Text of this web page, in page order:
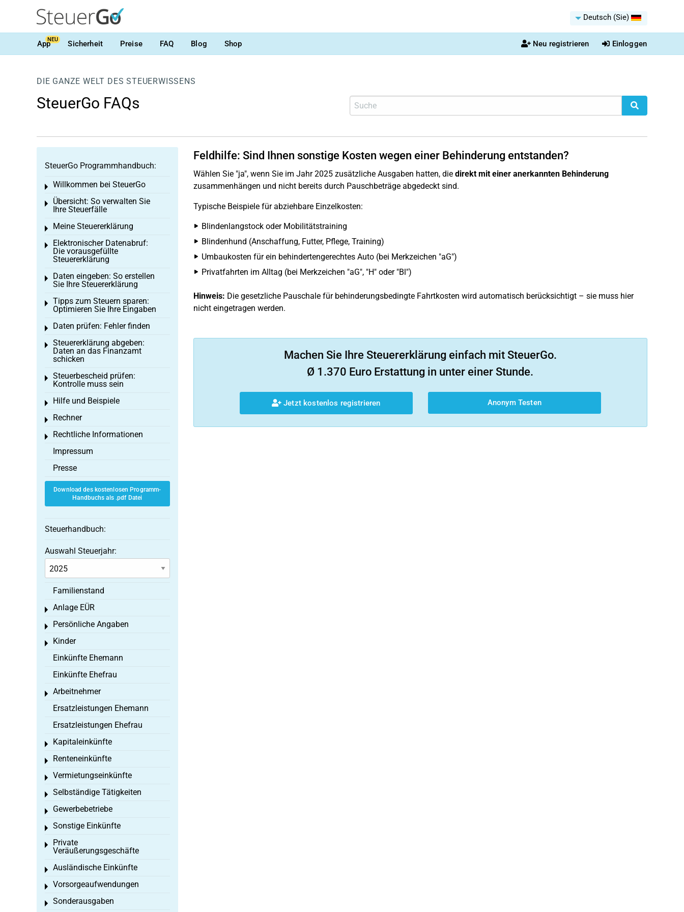
Deutsch (Sie)
AppNEU Sicherheit Preise FAQ Blog Shop Neu registrieren Einloggen
DIE GANZE WELT DES STEUERWISSENS
SteuerGo FAQs
Feldhilfe: Sind Ihnen sonstige Kosten wegen einer Behinderung entstanden?
Wählen Sie "ja", wenn Sie im Jahr 2025 zusätzliche Ausgaben hatten, die direkt mit einer anerkannten Behinderung
zusammenhängen und nicht bereits durch Pauschbeträge abgedeckt sind.
Typische Beispiele für abziehbare Einzelkosten:
Blindenlangstock oder Mobilitätstraining
Blindenhund (Anschaffung, Futter, Pflege, Training)
Umbaukosten für ein behindertengerechtes Auto (bei Merkzeichen "aG")
Privatfahrten im Alltag (bei Merkzeichen "aG", "H" oder "Bl")
Hinweis: Die gesetzliche Pauschale für behinderungsbedingte Fahrtkosten wird automatisch berücksichtigt – sie muss hier
nicht eingetragen werden.
Machen Sie Ihre Steuererklärung einfach mit SteuerGo.
Ø 1.370 Euro Erstattung in unter einer Stunde.
Jetzt kostenlos registrieren Anonym Testen
SteuerGo Programmhandbuch:
Willkommen bei SteuerGo
Toggle menu
Übersicht: So verwalten Sie
Ihre Steuerfälle
Toggle menu
Meine Steuererklärung
Toggle menu
Elektronischer Datenabruf:
Die vorausgefüllte
Steuererklärung
Toggle menu
Daten eingeben: So erstellen
Sie Ihre Steuererklärung
Toggle menu
Tipps zum Steuern sparen:
Optimieren Sie Ihre Eingaben
Toggle menu
Daten prüfen: Fehler finden
Toggle menu
Steuererklärung abgeben:
Daten an das Finanzamt
schicken
Toggle menu
Steuerbescheid prüfen:
Kontrolle muss sein
Toggle menu
Hilfe und Beispiele
Toggle menu
Rechner
Toggle menu
Rechtliche Informationen
Toggle menu
Impressum
Presse
Download des kostenlosen Programm-
Handbuchs als .pdf Datei
Steuerhandbuch:
Auswahl Steuerjahr:
Familienstand
Anlage EÜR
Toggle menu
Persönliche Angaben
Toggle menu
Kinder
Toggle menu
Einkünfte Ehemann
Einkünfte Ehefrau
Arbeitnehmer
Toggle menu
Ersatzleistungen Ehemann
Ersatzleistungen Ehefrau
Kapitaleinkünfte
Toggle menu
Renteneinkünfte
Toggle menu
Vermietungseinkünfte
Toggle menu
Selbständige Tätigkeiten
Toggle menu
Gewerbebetriebe
Toggle menu
Sonstige Einkünfte
Toggle menu
Private
Veräußerungsgeschäfte
Toggle menu
Ausländische Einkünfte
Toggle menu
Vorsorgeaufwendungen
Toggle menu
Sonderausgaben
Toggle menu